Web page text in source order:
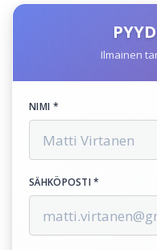
Ilmainen
NIMI *
SÄHKÖPOSTI *